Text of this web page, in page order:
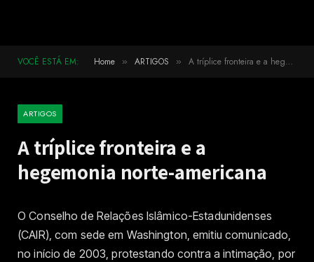
VOCÊ ESTÁ EM: Home » ARTIGOS » A tríplice fronteira e a hegemonia norte-americana
ARTIGOS
A tríplice fronteira e a
hegemonia norte-americana
O Conselho de Relações Islâmico-Estadunidenses
(CAIR), com sede em Washington, emitiu comunicado,
no início de 2003, protestando contra a intimação, por